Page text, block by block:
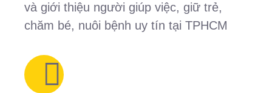
và giới thiệu người giúp việc, giữ trẻ,
chăm bé, nuôi bệnh uy tín tại TPHCM